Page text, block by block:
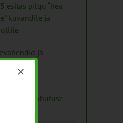
esitas pilgu “hea
kuvandile ja
ja
toiduohutuse